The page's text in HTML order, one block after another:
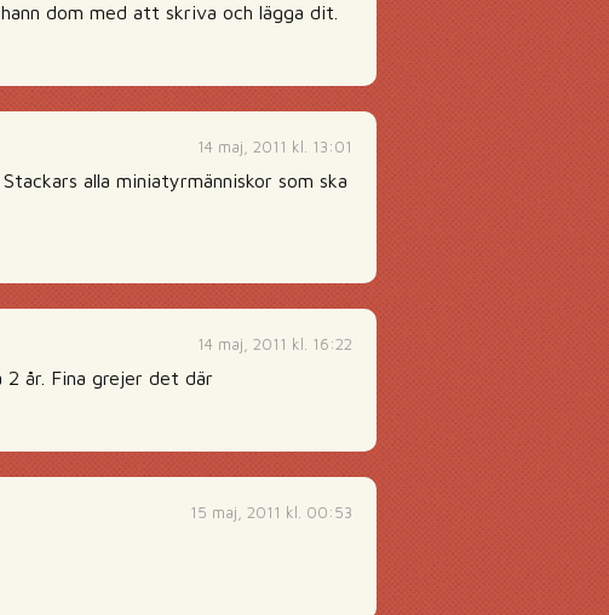
dom med att skriva och lägga dit.
14 maj, 2011 kl. 13:01
alla miniatyrmänniskor som ska
14 maj, 2011 kl. 16:22
år. Fina grejer det där
15 maj, 2011 kl. 00:53